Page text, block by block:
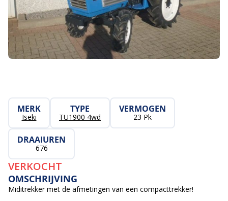
MERK
Iseki
TYPE
TU1900 4wd
VERMOGEN
23 Pk
DRAAIUREN
676
VERKOCHT
OMSCHRIJVING
Miditrekker met de afmetingen van een compacttrekker!